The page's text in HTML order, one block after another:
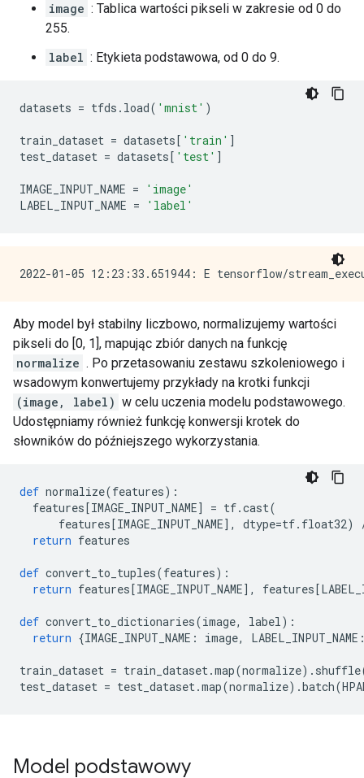
image : Tablica wartości pikseli w zakresie od 0 do
255.
label : Etykieta podstawowa, od 0 do 9.
datasets = tfds . load( 'mnist' )
train_dataset = datasets[ 'train' ]
test_dataset = datasets[ 'test' ]
IMAGE_INPUT_NAME =
'image'
LABEL_INPUT_NAME = 'label'
Aby model był stabilny liczbowo, normalizujemy wartości
pikseli do [0, 1], mapując zbiór danych na funkcję
normalize . Po przetasowaniu zestawu szkoleniowego i
wsadowym konwertujemy przykłady na krotki funkcji
(image, label) w celu uczenia modelu podstawowego.
Udostępniamy również funkcję konwersji krotek do
słowników do późniejszego wykorzystania.
def normalize(features):
features[IMAGE_INPUT_NAME] = tf.cast(
features[IMAGE_INPUT_NAME], dtype=tf. float32)
return features
def convert_to_tuples(features):
return features[IMAGE_INPUT_NAME], features[
def convert_to_dictionaries(image, label):
return {IMAGE_INPUT_NAME : image, LABEL_INPUT_NAME
train_dataset = train_dataset.map(normalize). shuffle
test_dataset = test_dataset.map(normalize).batch(
Model podstawowy